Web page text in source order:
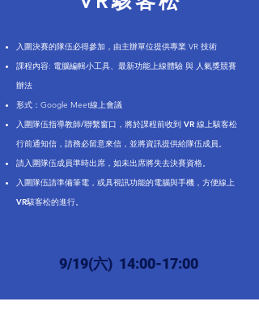
入圍決賽的隊伍必得參加，由主辦單位提供專業 VR 技術
課程內容: 電腦編輯小工具、最新功能上線體驗 與 人氣獎競賽
辦法
形式：Google Meet線上會議
入圍隊伍指導教師/聯繫窗口，將於課程前收到 VR 線上駭客松
行前通知信，請務必留意來信，並將資訊提供給隊伍成員。
請入圍隊伍成員準時出席，如未出席將失去決賽資格。
入圍隊伍請準備筆電，或具視訊功能的電腦與手機，方便線上
VR駭客松的進行。
9/19(六) 14:00-17:00